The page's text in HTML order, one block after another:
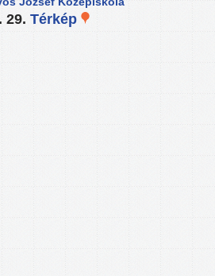
29. Térkép